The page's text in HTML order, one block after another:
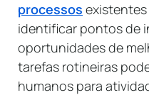
processos existentes
identificar pontos de
oportunidades de
tarefas rotineiras
humanos para